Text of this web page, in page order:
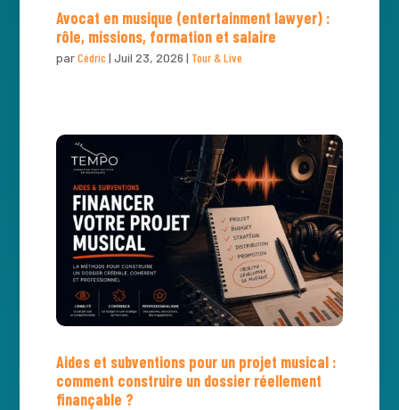
Avocat en musique (entertainment lawyer) :
rôle, missions, formation et salaire
parCédric| Juil 23, 2026 | Tour & Live
Aides et subventions pour un projet musical :
comment construire un dossier réellement
finançable ?